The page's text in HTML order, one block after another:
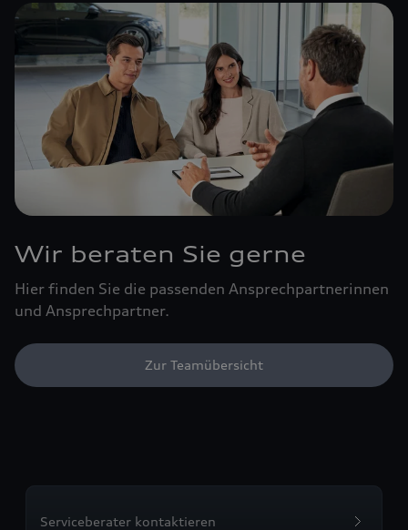
Wir beraten Sie gerne
Hier finden Sie die passenden Ansprechpartnerinnen
und Ansprechpartner.
Zur Teamübersicht
Serviceberater kontaktieren